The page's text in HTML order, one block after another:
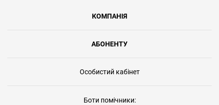
КОМПАНІЯ
АБОНЕНТУ
Особистий кабінет
Боти помічники: